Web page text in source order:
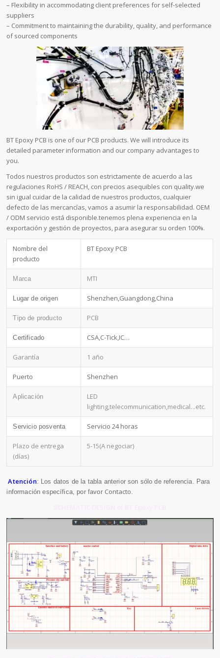
– Flexibility in accommodating client preferences for self-selected
suppliers
– Commitment to maintaining the durability, quality, and performance
of sourced components
BT Epoxy PCB is one of our PCB products. We will introduce its
detailed parameter information and our company advantages to
you.
Todos nuestros productos son estrictamente de acuerdo a las
regulaciones RoHS / REACH, con precios asequibles con quality.we
sin igual cuidar de la calidad de nuestros productos, cualquier
defecto de las mercancías, vamos a asumir la responsabilidad. OEM
/ ODM servicio está disponible.tenemos plena experiencia en la
exportación y gestión de proyectos, para asegurar su orden 100%.
Nombre del
producto
BT Epoxy PCB
Marca MTI
Lugar de origen Shenzhen,Guangdong,China
Tipo de producto PCB
Certificado CSA,C-Tick,IC…
Garantía 1 año
Puerto Shenzhen
Aplicación
LED
lighting,telecommunication,medical...etc.
Servicio posventa Servicio 24 horas
Plazo de entrega
(días)
5-15(A negociar)
Atención: Los datos de la tabla anterior son sólo de referencia. Para
información específica, por favor Contacto.